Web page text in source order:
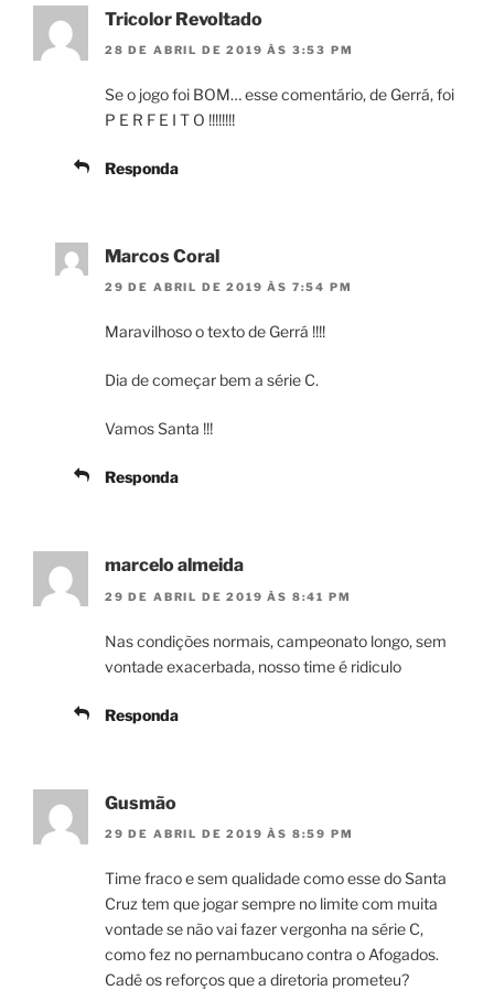
Tricolor Revoltado
28 DE ABRIL DE 2019 ÀS 3:53 PM
Se o jogo foi BOM… esse comentário, de Gerrá, foi
P E R F E I T O !!!!!!!!
Responda
Marcos Coral
29 DE ABRIL DE 2019 ÀS 7:54 PM
Maravilhoso o texto de Gerrá !!!!
Dia de começar bem a série C.
Vamos Santa !!!
Responda
marcelo almeida
29 DE ABRIL DE 2019 ÀS 8:41 PM
Nas condições normais, campeonato longo, sem
vontade exacerbada, nosso time é ridiculo
Responda
Gusmão
29 DE ABRIL DE 2019 ÀS 8:59 PM
Time fraco e sem qualidade como esse do Santa
Cruz tem que jogar sempre no limite com muita
vontade se não vai fazer vergonha na série C,
como fez no pernambucano contra o Afogados.
Cadê os reforços que a diretoria prometeu?